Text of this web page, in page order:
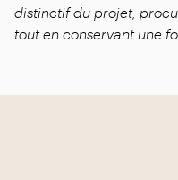
distinctif du projet,
tout en conservant une